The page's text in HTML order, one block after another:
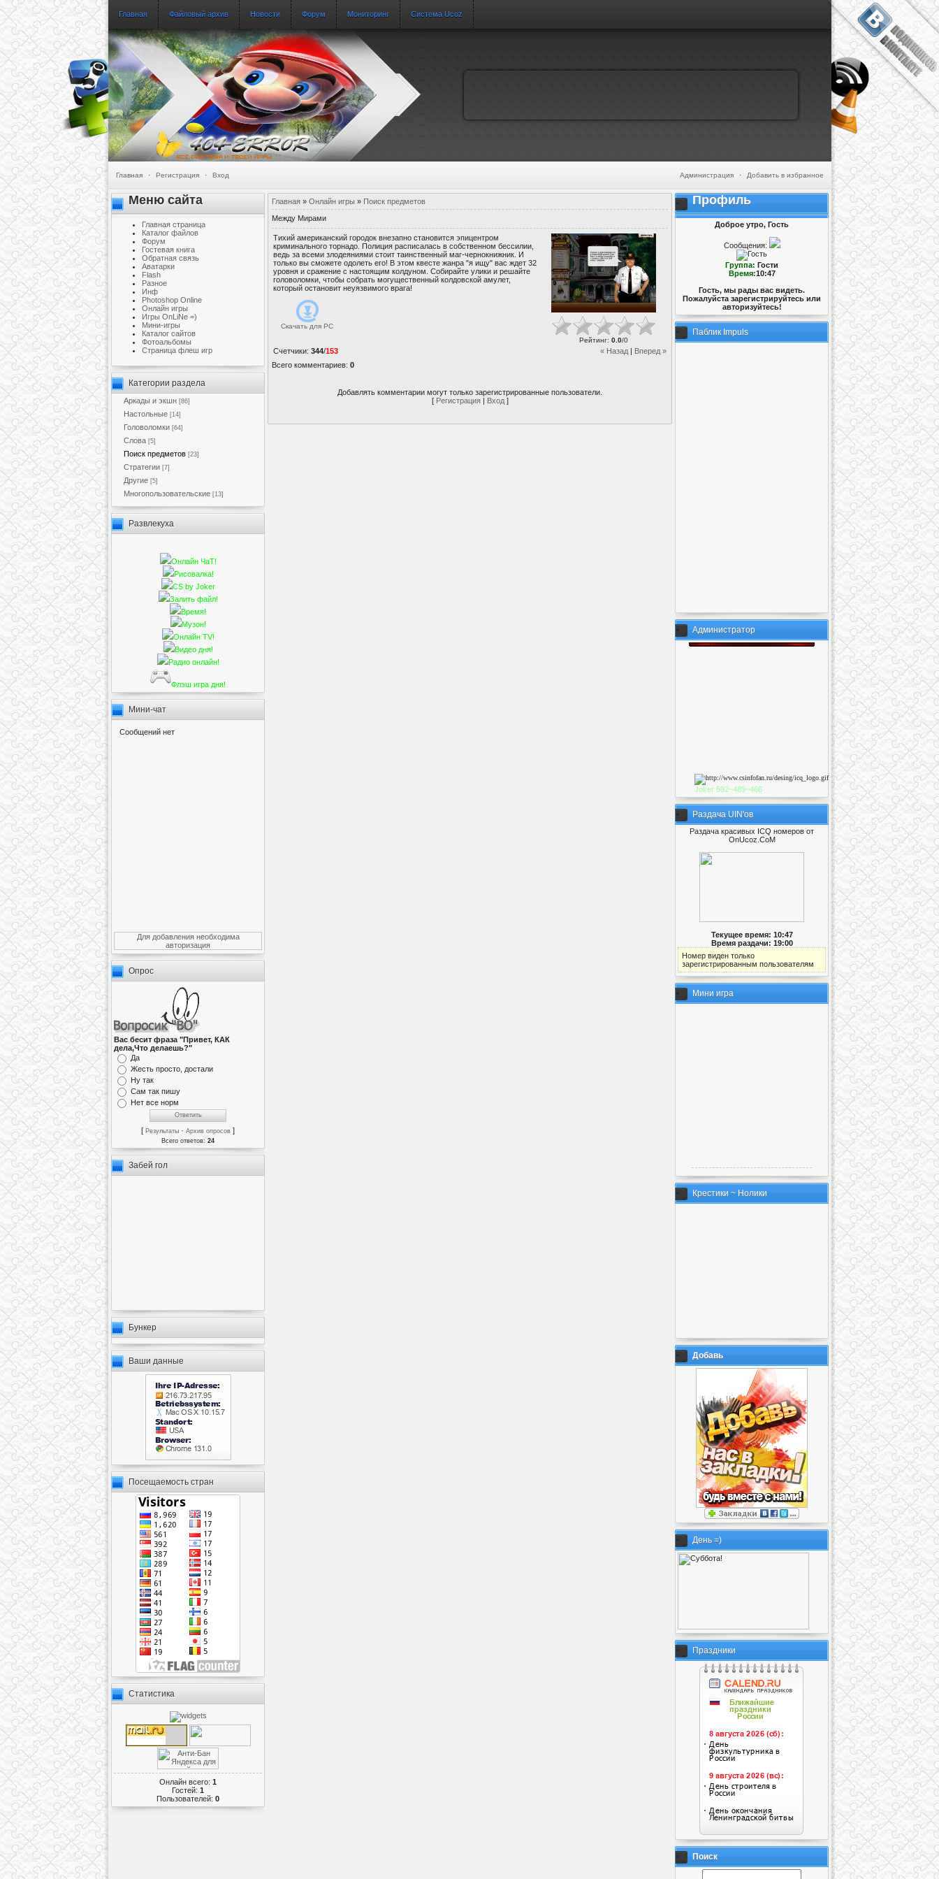
Главная Файловый архив Новости Форум Мониторинг Система Ucoz
Главная · Регистрация · Вход Администрация · Добавить в избранное
Меню сайта
Главная страница
Каталог файлов
Форум
Гостевая книга
Обратная связь
Аватарки
Flash
Разное
Инф
Photoshop Online
Онлайн игры
Игры OnLiNe =)
Мини-игры
Каталог сайтов
Фотоальбомы
Cтраница флеш игр
Категории раздела
Аркады и экшн [86]
Настольные [14]
Головоломки [64]
Слова [5]
Поиск предметов [23]
Стратегии [7]
Другие [5]
Многопользовательские [13]
Развлекуха
Онлайн ЧаТ!
Рисовалка!
CS by Joker
Залить файл!
Время!
Музон!
Онлайн TV!
Видео дня!
Радио онлайн!
Флэш игра дня!
Мини-чат
Для добавления необходима
авторизация
Опрос
Вас бесит фраза "Привет, КАК
дела,Что делаешь?"
Да
Жесть просто, достали
Ну так
Сам так пишу
Нет все норм
[ Результаты · Архив опросов ]
Всего ответов: 24
Забей гол
Бункер
Ваши данные
Посещаемость стран
Статистика
Онлайн всего: 1
Гостей: 1
Пользователей: 0
Главная » Онлайн игры » Поиск предметов
Между Мирами
Тихий американский городок внезапно становится эпицентром
криминального торнадо. Полиция расписалась в собственном бессилии,
ведь за всеми злодеяниями стоит таинственный маг-чернокнижник. И
только вы сможете одолеть его! В этом квесте жанра "я ищу" вас ждет 32
уровня и сражение с настоящим колдуном. Собирайте улики и решайте
головоломки, чтобы собрать могущественный колдовской амулет,
который остановит неуязвимого врага!
Скачать для PC
Рейтинг: 0.0/0
« Назад Вперед »
Счетчики: 344/153
Всего комментариев: 0
Добавлять комментарии могут только зарегистрированные пользователи.
[ Регистрация| Вход]
Профиль
Доброе утро, Гость
Сообщения:
Группа: Гости
Время:10:47
Гость, мы рады вас видеть.
Пожалуйста зарегистрируйтесь или
авторизуйтесь!
Паблик Impuls
Администратор
Joker 592~489~466
Раздача UIN'ов
Раздача красивых ICQ номеров от
OnUcoz.CoM
Текущее время: 10:47
Время раздачи: 19:00
Номер виден только
зарегистрированным пользователям
Мини игра
Крестики ~ Нолики
Добавь
День =)
Праздники
Поиск